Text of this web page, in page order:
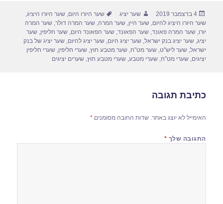
פורסם
בתאריך
4 בדצמבר 2019 מחבר
שער יציג תגיות
שער היורו היום,שער היורו היציג,
שער היורו היציג להיום,שער היין,שער המרה,שער המרה דולר,שער המרה
יורו,שער המרה פאונד,שער הפאונד,שער הפאונד היום,שער חליפין,שער
יציג,שער יציג בנק ישראל,שער יציג היום,שער יציג להיום,שער יציג של בנק
ישראל,שער ליש"ט,שער מט"ח,שער מטבע חוץ,שערי חליפין,שערי חליפין
יציגים,שערי מט"ח,שערי מטבע,שערי מטבע חוץ,שערים יציגים
כתיבת תגובה
האימייל לא יוצג באתר. שדות החובה מסומנים*
התגובה שלך *